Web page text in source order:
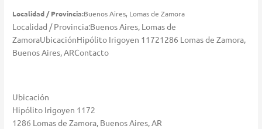
Localidad / Provincia:Buenos Aires, Lomas de Zamora
Localidad / Provincia:Buenos Aires, Lomas de
ZamoraUbicaciónHipólito Irigoyen 11721286 Lomas de Zamora,
Buenos Aires, ARContacto
Ubicación
Hipólito Irigoyen 1172
1286 Lomas de Zamora, Buenos Aires, AR